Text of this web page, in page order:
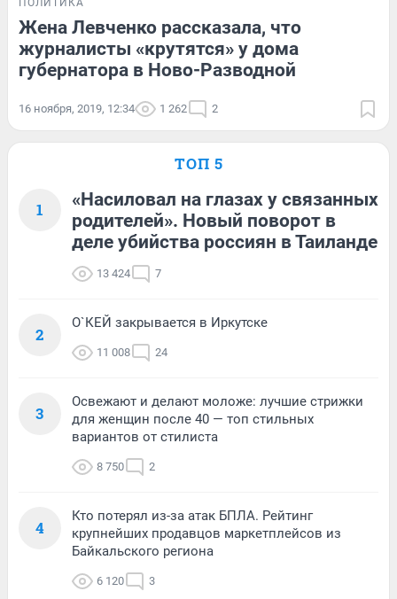
Жена Левченко рассказала, что
журналисты «крутятся» у дома
губернатора в Ново-Разводной
16 ноября, 2019, 12:34 1 262 2
ТОП 5
1
«Насиловал на глазах у связанных
родителей». Новый поворот в
деле убийства россиян в Таиланде
13 424 7
2
О`КЕЙ закрывается в Иркутске
11 008 24
3
Освежают и делают моложе: лучшие стрижки
для женщин после 40 — топ стильных
вариантов от стилиста
8 750 2
4
Кто потерял из-за атак БПЛА. Рейтинг
крупнейших продавцов маркетплейсов из
Байкальского региона
6 120 3